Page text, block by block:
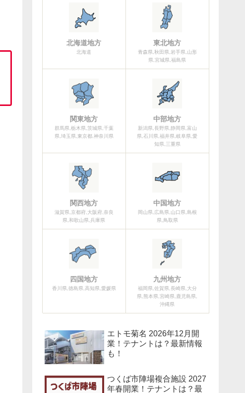
北海道地方
北海道
東北地方
青森県,秋田県,岩手県,山形
県,宮城県,福島県
関東地方
群馬県,栃木県,茨城県,千葉
県,埼玉県,東京都,神奈川県
中部地方
新潟県,長野県,静岡県,富山
県,石川県,福井県,岐阜県,愛
知県,三重県
関西地方
滋賀県,京都府,大阪府,奈良
県,和歌山県,兵庫県
中国地方
岡山県,広島県,山口県,島根
県,鳥取県
四国地方
香川県,徳島県,高知県,愛媛県
九州地方
福岡県,佐賀県,長崎県,大分
県,熊本県,宮崎県,鹿児島県,
沖縄県
エトモ菊名 2026年12月開
業！テナントは？最新情報
も！
つくば市陣場複合施設 2027
年春開業！テナントは？最